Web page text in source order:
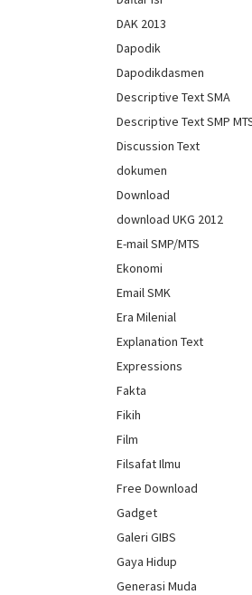
DAK 2013
Dapodik
Dapodikdasmen
Descriptive Text SMA
Descriptive Text SMP
Discussion Text
dokumen
Download
download UKG 2012
E-mail SMP/MTS
Ekonomi
Email SMK
Era Milenial
Explanation Text
Expressions
Fakta
Fikih
Film
Filsafat Ilmu
Free Download
Gadget
Galeri GIBS
Gaya Hidup
Generasi Muda